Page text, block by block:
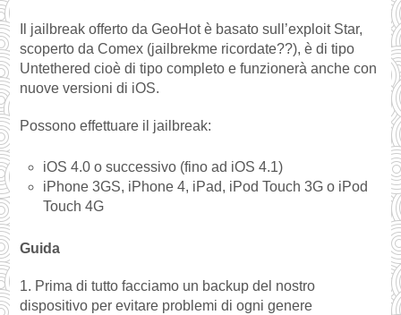
Il jailbreak offerto da GeoHot è basato sull’exploit Star,
scoperto da Comex (jailbrekme ricordate??), è di tipo
Untethered cioè di tipo completo e funzionerà anche con
nuove versioni di iOS.
Possono effettuare il jailbreak:
iOS 4.0 o successivo (fino ad iOS 4.1)
iPhone 3GS, iPhone 4, iPad, iPod Touch 3G o iPod
Touch 4G
Guida
1. Prima di tutto facciamo un backup del nostro
dispositivo per evitare problemi di ogni genere